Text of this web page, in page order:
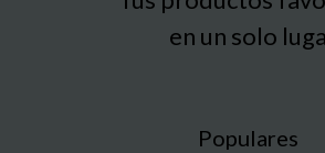
en un solo
Populares